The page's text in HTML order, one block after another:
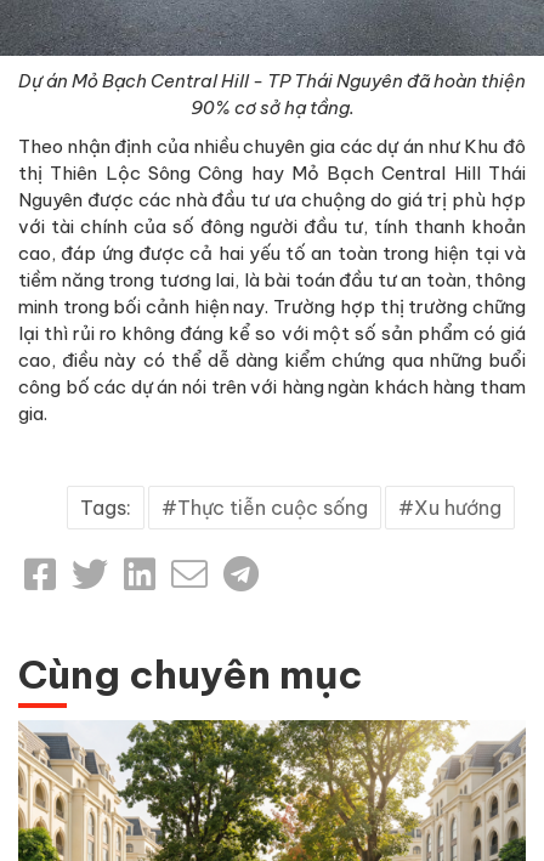
Dự án Mỏ Bạch Central Hill - TP Thái Nguyên đã hoàn thiện
90% cơ sở hạ tầng.
Theo nhận định của nhiều chuyên gia các dự án như Khu đô
thị Thiên Lộc Sông Công hay Mỏ Bạch Central Hill Thái
Nguyên được các nhà đầu tư ưa chuộng do giá trị phù hợp
với tài chính của số đông người đầu tư, tính thanh khoản
cao, đáp ứng được cả hai yếu tố an toàn trong hiện tại và
tiềm năng trong tương lai, là bài toán đầu tư an toàn, thông
minh trong bối cảnh hiện nay. Trường hợp thị trường chững
lại thì rủi ro không đáng kể so với một số sản phẩm có giá
cao, điều này có thể dễ dàng kiểm chứng qua những buổi
công bố các dự án nói trên với hàng ngàn khách hàng tham
gia.
Tags: Thực tiễn cuộc sống Xu hướng
Cùng chuyên mục